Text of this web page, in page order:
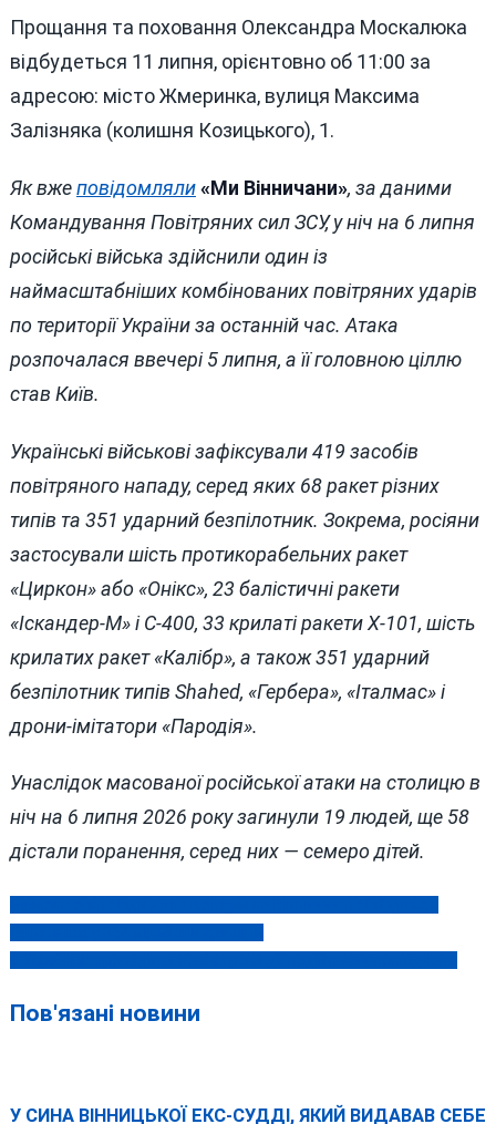
Прощання та поховання Олександра Москалюка
відбудеться 11 липня, орієнтовно об 11:00 за
адресою: місто Жмеринка, вулиця Максима
Залізняка (колишня Козицького), 1.
Як вжеповідомляли«Ми Вінничани», за даними
Командування Повітряних сил ЗСУ, у ніч на 6 липня
російські війська здійснили один із
наймасштабніших комбінованих повітряних ударів
по території України за останній час. Атака
розпочалася ввечері 5 липня, а її головною ціллю
став Київ.
Українські військові зафіксували 419 засобів
повітряного нападу, серед яких 68 ракет різних
типів та 351 ударний безпілотник. Зокрема, росіяни
застосували шість протикорабельних ракет
«Циркон» або «Онікс», 23 балістичні ракети
«Іскандер-М» і С-400, 33 крилаті ракети Х-101, шість
крилатих ракет «Калібр», а також 351 ударний
безпілотник типів Shahed, «Гербера», «Італмас» і
дрони-імітатори «Пародія».
Унаслідок масованої російської атаки на столицю в
ніч на 6 липня 2026 року загинули 19 людей, ще 58
дістали поранення, серед них — семеро дітей.
Навігація
записів
Пов'язані новини
У СИНА ВІННИЦЬКОЇ ЕКС-СУДДІ, ЯКИЙ ВИДАВАВ СЕБЕ